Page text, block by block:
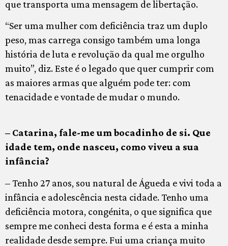
que transporta uma mensagem de libertação.
“Ser uma mulher com deficiência traz um duplo
peso, mas carrega consigo também uma longa
história de luta e revolução da qual me orgulho
muito”, diz. Este é o legado que quer cumprir com
as maiores armas que alguém pode ter: com
tenacidade e vontade de mudar o mundo.
– Catarina, fale-me um bocadinho de si. Que
idade tem, onde nasceu, como viveu a sua
infância?
– Tenho 27 anos, sou natural de Águeda e vivi toda a
infância e adolescência nesta cidade. Tenho uma
deficiência motora, congénita, o que significa que
sempre me conheci desta forma e é esta a minha
realidade desde sempre. Fui uma criança muito